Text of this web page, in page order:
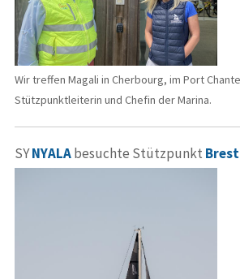
Wir treffen Magali in Cherbourg, im Port
Stützpunktleiterin und Chefin der Marina.
SYNYALAbesuchte Stützpunkt Brest